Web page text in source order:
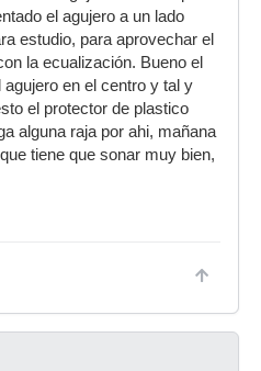
el agujero a un lado
estudio, para aprovechar el
la ecualización. Bueno el
en el centro y tal y
el protector de plastico
alguna raja por ahi, mañana
tiene que sonar muy bien,